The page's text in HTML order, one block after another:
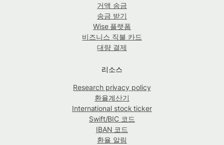
거액 송금
송금 받기
Wise 플랫폼
비즈니스 직불 카드
대량 결제
리소스
Research privacy policy
환율계산기
International stock ticker
Swift/BIC 코드
IBAN 코드
환율 알림